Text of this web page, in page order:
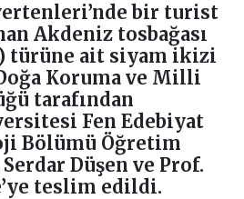
bir turist
Akdeniz tosbağası
türüne ait siyam ikizi
Koruma ve Milli
tarafından
Fen Edebiyat
Bölümü Öğretim
Düşen ve Prof.
teslim edildi.